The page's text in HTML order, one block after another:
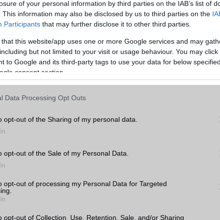
of your personal information by third parties on the IAB’s list of
This information may also be disclosed by us to third parties on the
Participants that may further disclose it to other third parties.
that this website/app uses one or more Google services and may
but not limited to your visit or usage behaviour. You may
to Google and its third-party tags to use your data for below
consent section.
Data Processing Opt Outs
opt-out of the Sharing of my personal data.
opt-out of the Sale of my Personal Data.
opt-out of processing my Personal Data for Targeted
opt-out of Collection, Use, Retention, Sale, and/or Sharing
előtt érdemes átgondolni, hogy mire is használnánk a készüléket. Ha
akkor például fontos lehet a nagy kijelző és a hosszú akkumulátor-
érdekel, hogy a legújabb és legjobb kamerával rendelkező készüléket szeretnéd,
amikor két mobiltelefont hasonlítunk össze, az ár. A mobiltelefonok széles
fontos, hogy az árakat összehasonlítsuk, és kiválasszuk a legjobb értéket
figyelembe kell vennünk a készülék belső hardverét, amely befolyásolja a
az egyik legfontosabb tényező, amikor egy mobiltelefont választunk. Az
azok számára, akik sokat utaznak, vagy sok időt töltenek el útközben. Az
és az energiatakarékos funkcióknak köszönhetően egyes készülékek
nagyon fontos tényező. A készülékek operációs rendszere befolyásolja a
iOS rendszerrel rendelkező készülékek szigorúbb biztonsági szabályokkal